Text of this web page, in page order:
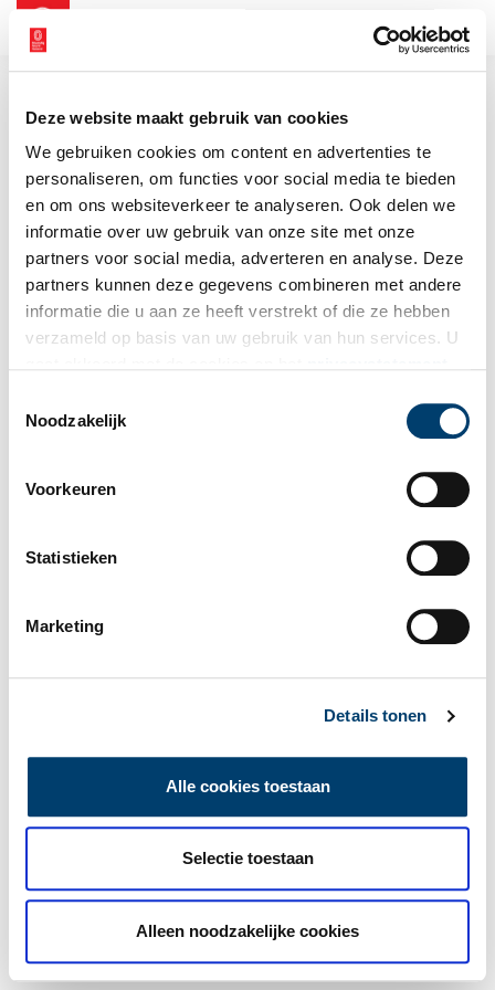
Deze website maakt gebruik van cookies
We gebruiken cookies om content en advertenties te
personaliseren, om functies voor social media te bieden
en om ons websiteverkeer te analyseren. Ook delen we
informatie over uw gebruik van onze site met onze
partners voor social media, adverteren en analyse. Deze
partners kunnen deze gegevens combineren met andere
informatie die u aan ze heeft verstrekt of die ze hebben
verzameld op basis van uw gebruik van hun services. U
Noodzakelijk
Voorkeuren
Statistieken
Marketing
Details tonen
Alle cookies toestaan
Selectie toestaan
Alleen noodzakelijke cookies